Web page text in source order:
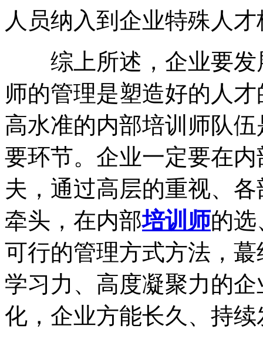
人员纳入到企业特殊人
综上所述，企业要发
师的管理是塑造好的人
高水准的内部培训师队
要环节。企业一定要在内
夫，通过高层的重视、
牵头，在内部培训师的
可行的管理方式方法，
学习力、高度凝聚力的
化，企业方能长久、持续